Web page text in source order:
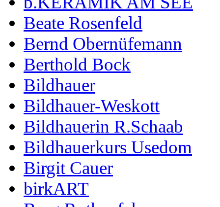
Beate Rosenfeld
Bernd Obernüfemann
Berthold Bock
Bildhauer
Bildhauer-Weskott
Bildhauerin R.Schaab
Bildhauerkurs Usedom
Birgit Cauer
birkART